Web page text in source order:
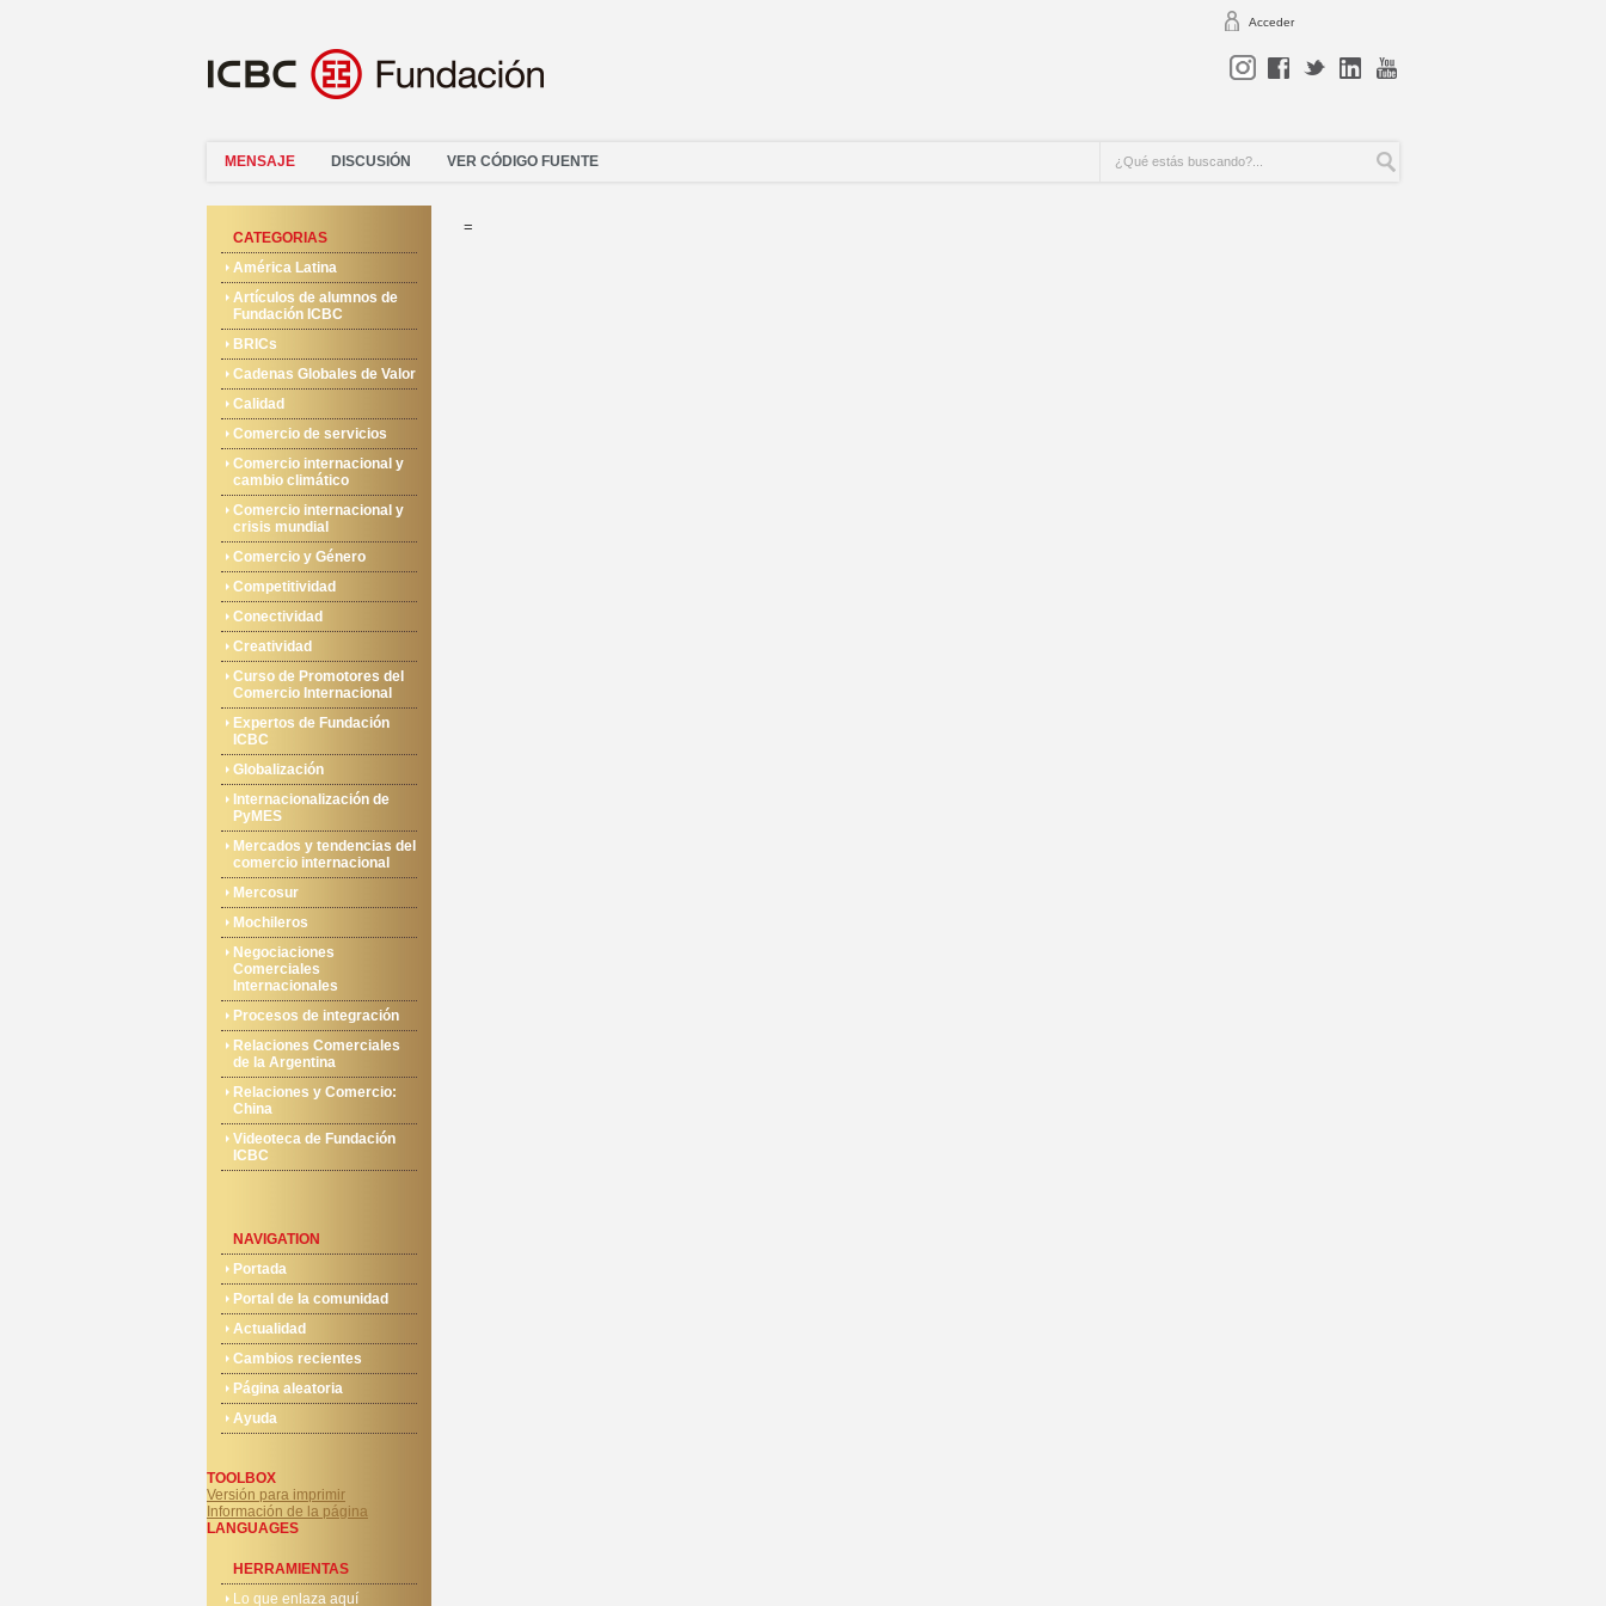
Acceder
MENSAJE DISCUSIÓN VER CÓDIGO FUENTE
CATEGORIAS
América Latina
Artículos de alumnos de
Fundación ICBC
BRICs
Cadenas Globales de Valor
Calidad
Comercio de servicios
Comercio internacional y
cambio climático
Comercio internacional y
crisis mundial
Comercio y Género
Competitividad
Conectividad
Creatividad
Curso de Promotores del
Comercio Internacional
Expertos de Fundación
ICBC
Globalización
Internacionalización de
PyMES
Mercados y tendencias del
comercio internacional
Mercosur
Mochileros
Negociaciones
Comerciales
Internacionales
Procesos de integración
Relaciones Comerciales
de la Argentina
Relaciones y Comercio:
China
Videoteca de Fundación
ICBC
NAVIGATION
Portada
Portal de la comunidad
Actualidad
Cambios recientes
Página aleatoria
Ayuda
TOOLBOX
Versión para imprimir
Información de la página
LANGUAGES
HERRAMIENTAS
Lo que enlaza aquí
=